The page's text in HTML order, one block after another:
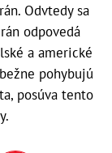
Odvtedy sa
odpovedá
a americké
pohybujú
posúva tento